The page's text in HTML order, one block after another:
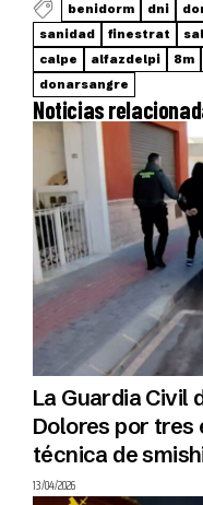
benidorm dni
sanidad
finestrat
calpe
alfazdelpi 8m
donarsangre
Noticias
La Guardia Civil
Dolores por tres
técnica de
13/04/2026